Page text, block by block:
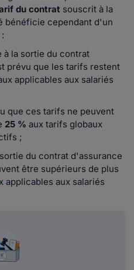
du contrat souscrit à la
bénéficie cependant d'un
:
à la sortie du contrat
prévu que les tarifs restent
applicables aux salariés
que ces tarifs ne peuvent
25 % aux tarifs globaux
;
du contrat d'assurance
être supérieurs de plus
applicables aux salariés